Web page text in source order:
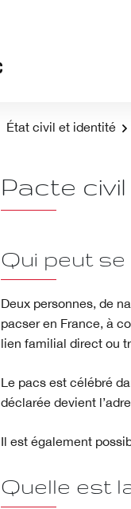
État civil et identité
Pacte
Qui peut
Deux personnes, de
pacser en France, à
lien familial direct ou
Le pacs est célébré
déclarée devient
Il est également
Quelle est